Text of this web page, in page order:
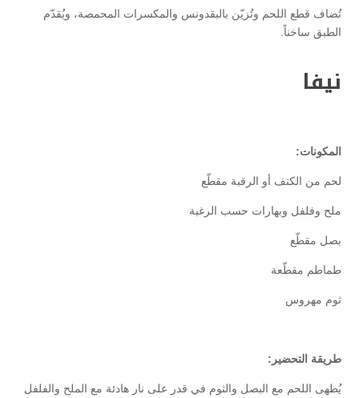
تُضاف قطع اللحم وتُزيّن بالبقدونس والمكسرات المحمصة، ويُقدّم
الطبق ساخناً.
نيفا
المكونات:
لحم من الكتف أو الرقبة مقطّع
ملح وفلفل وبهارات حسب الرغبة
بصل مقطّع
طماطم مقطّعة
ثوم مهروس
طريقة التحضير:
يُطهى اللحم مع البصل والثوم في قدر على نار هادئة مع الملح والفلفل